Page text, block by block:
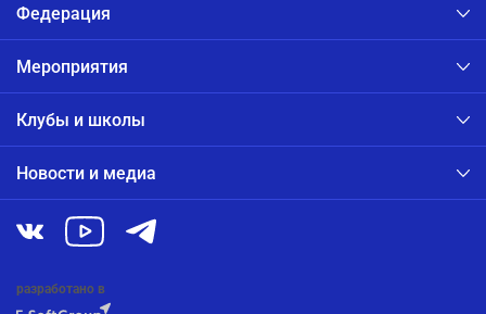
Федерация
Мероприятия
Клубы и школы
Новости и медиа
разработано в